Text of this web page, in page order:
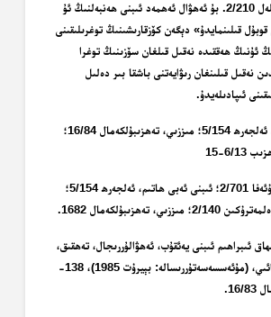
ئەھمەد ئىبنى ھەنبەل، ئىلەل 2/210. بۇ ئەھۋال ئەھمەد ئىبنى ھەنبەلنىڭ ئۇ
قىلىنمايدۇ» دېگەن كۆزقارىشىنىڭ توغرىلىقىنى
ئۇنىڭ ھەققىدە نەقىل قىلغان سۆزىنىڭ توغرا
نەقىل قىلىنغان رىۋايەتنى باشقا بىر دەلىل
ئىپادىلەيدۇ.
– ئىبنى ئەبى ھاتىم، ئەلجەرھ 5/154؛ مىززىي، تەھزىبۇلكەمال 16/84؛
13-15
– ئۇقەيلى، كىتابۇددۇئەفا 2/701؛ ئىبنى ئەبى ھاتىم، ئەلجەرھ 5/154؛
تەھزىبۇلكەمال 1682.
ئىبراھىم ئىبنى يەئقۇب، ئەھۋالۇررىجال، تەھقىق،
سۈبھى ئەلبەدرىي سامەررائىي، (مۇئەسسەسەتۇررىسالە: بېيرۇت 1985)، 138-
83.